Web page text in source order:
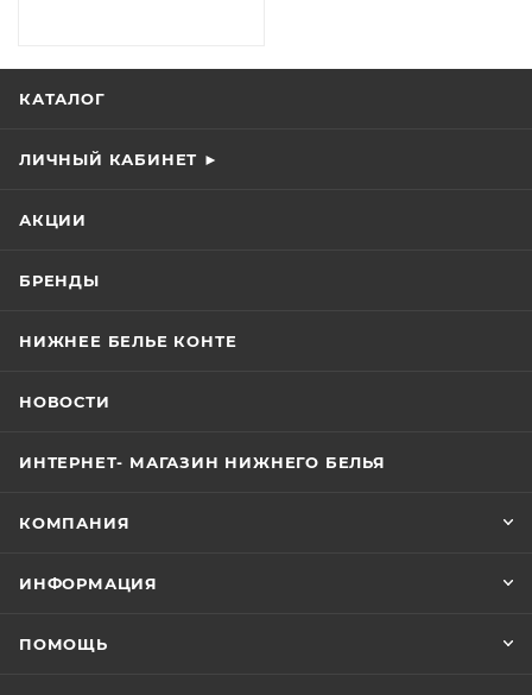
КАТАЛОГ
ЛИЧНЫЙ КАБИНЕТ ►
АКЦИИ
БРЕНДЫ
НИЖНЕЕ БЕЛЬЕ КОНТЕ
НОВОСТИ
ИНТЕРНЕТ- МАГАЗИН НИЖНЕГО БЕЛЬЯ
КОМПАНИЯ
ИНФОРМАЦИЯ
ПОМОЩЬ